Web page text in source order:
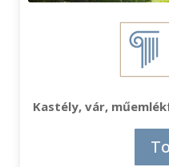
Kastély, vár,